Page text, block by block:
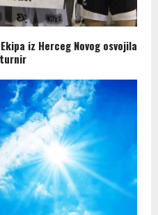
iz Herceg Novog osvojila